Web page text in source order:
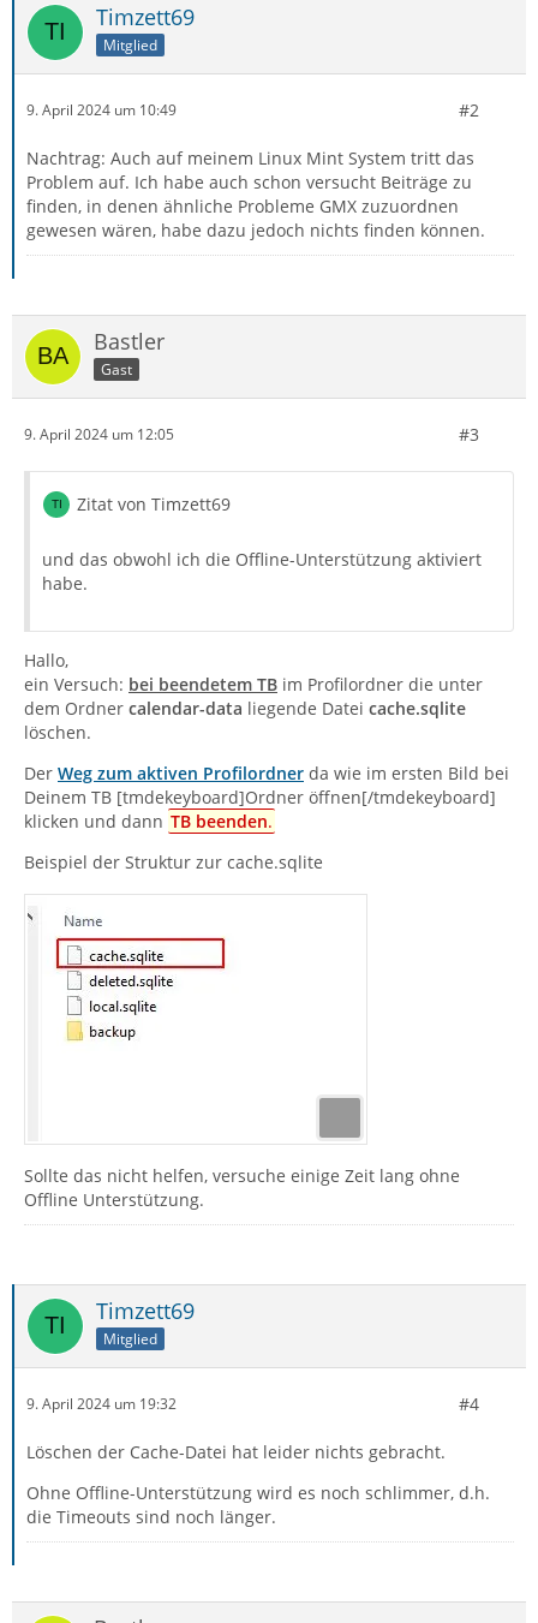
Timzett69
Mitglied
9. April 2024 um 10:49 #2
Nachtrag: Auch auf meinem Linux Mint System tritt das
Problem auf. Ich habe auch schon versucht Beiträge zu
finden, in denen ähnliche Probleme GMX zuzuordnen
gewesen wären, habe dazu jedoch nichts finden können.
Bastler
Gast
9. April 2024 um 12:05 #3
Zitat von Timzett69
und das obwohl ich die Offline-Unterstützung aktiviert
habe.
Hallo,
ein Versuch: bei beendetem TB im Profilordner die unter
dem Ordner calendar-data liegende Datei cache.sqlite
löschen.
Der Weg zum aktiven Profilordner da wie im ersten Bild bei
Deinem TB [tmdekeyboard]Ordner öffnen[/tmdekeyboard]
klicken und dann TB beenden.
Beispiel der Struktur zur cache.sqlite
Sollte das nicht helfen, versuche einige Zeit lang ohne
Offline Unterstützung.
Timzett69
Mitglied
9. April 2024 um 19:32 #4
Löschen der Cache-Datei hat leider nichts gebracht.
Ohne Offline-Unterstützung wird es noch schlimmer, d.h.
die Timeouts sind noch länger.